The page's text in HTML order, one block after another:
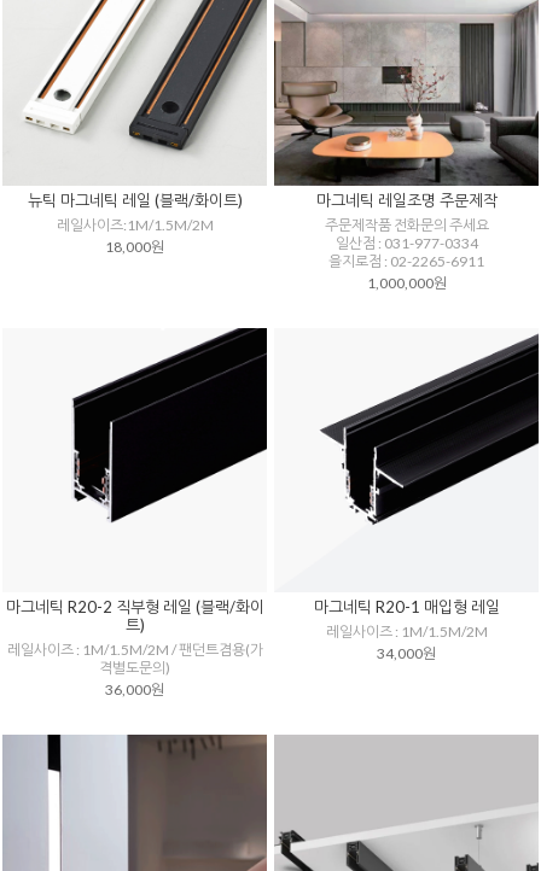
뉴틱 마그네틱 레일 (블랙/화이트)
레일사이즈:1M/1.5M/2M
18,000원
마그네틱 레일조명 주문제작
주문제작품 전화문의 주세요
일산점 : 031-977-0334
을지로점 : 02-2265-6911
1,000,000원
마그네틱 R20-2 직부형 레일 (블랙/화이
트)
레일사이즈 : 1M/1.5M/2M / 팬던트겸용(가
격별도문의)
36,000원
마그네틱 R20-1 매입형 레일
레일사이즈 : 1M/1.5M/2M
34,000원